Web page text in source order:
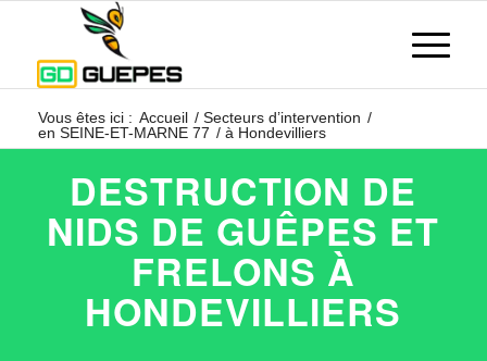
Vous êtes ici : Accueil / Secteurs d’intervention /
en SEINE-ET-MARNE 77 / à Hondevilliers
DESTRUCTION DE
NIDS DE GUÊPES ET
FRELONS À
HONDEVILLIERS